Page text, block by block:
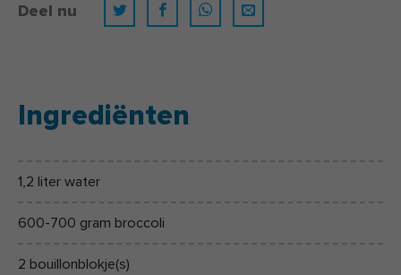
Deel nu
Ingrediënten
1,2 liter water
600-700 gram broccoli
2 bouillonblokje(s)